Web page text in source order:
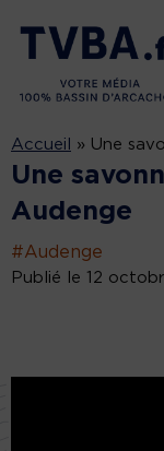
Accueil » Une
Une
Audenge
#Audenge
Publié le 12